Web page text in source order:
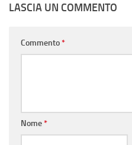
LASCIA UN COMMENTO
Commento*
Nome*